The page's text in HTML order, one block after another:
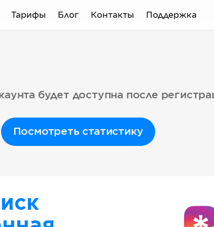
Тарифы Блог Контакты Поддержка
будет доступна после
Посмотреть статистику